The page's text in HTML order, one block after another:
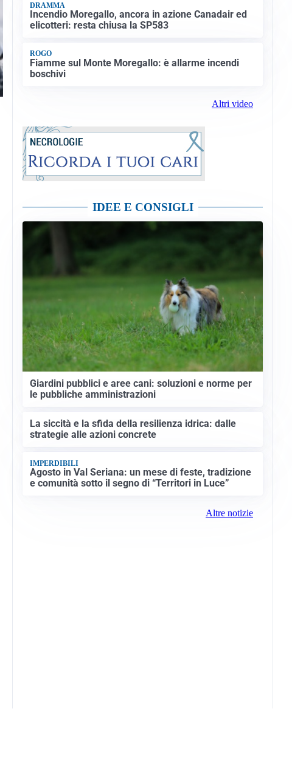
DRAMMA
Incendio Moregallo, ancora in azione Canadair ed
elicotteri: resta chiusa la SP583
ROGO
Fiamme sul Monte Moregallo: è allarme incendi
boschivi
Altri video
IDEE E CONSIGLI
Giardini pubblici e aree cani: soluzioni e norme per
le pubbliche amministrazioni
La siccità e la sfida della resilienza idrica: dalle
strategie alle azioni concrete
IMPERDIBILI
Agosto in Val Seriana: un mese di feste, tradizione
e comunità sotto il segno di “Territori in Luce”
Altre notizie